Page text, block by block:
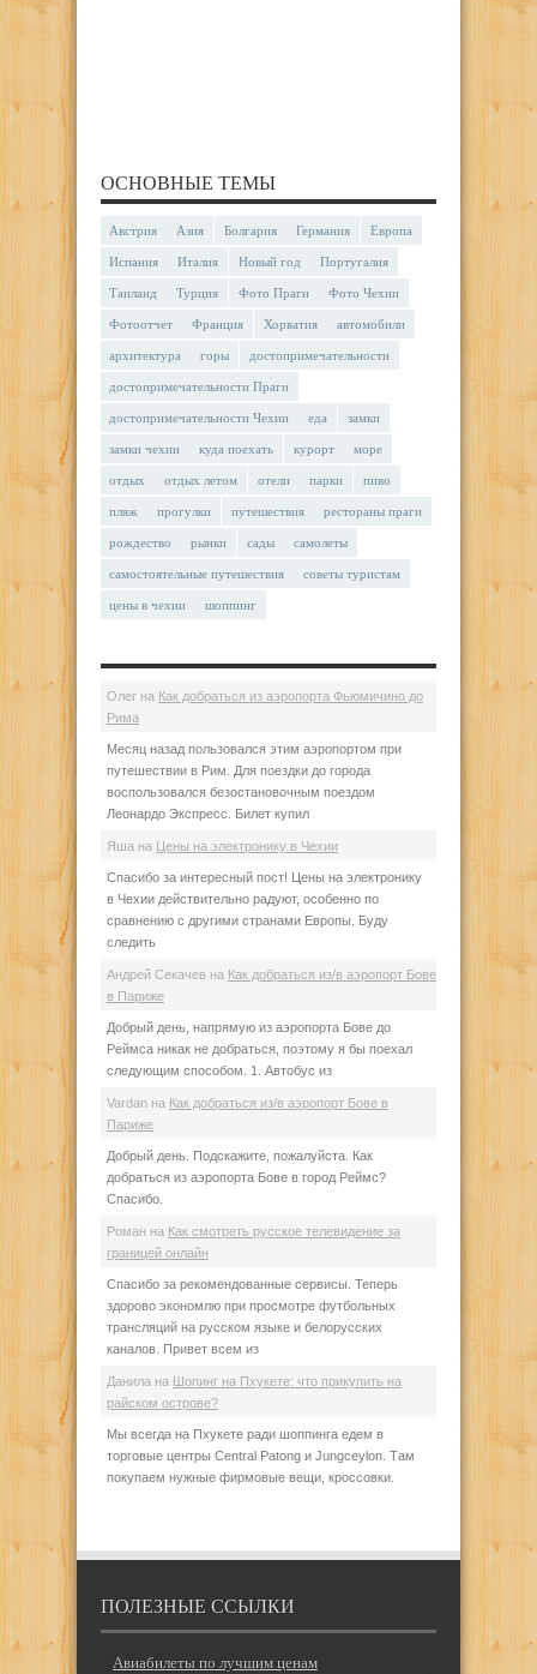
ОСНОВНЫЕ ТЕМЫ
Австрия Азия Болгария Германия Европа
Испания Италия Новый год Португалия
Таиланд Турция Фото Праги Фото Чехии
Фотоотчет Франция Хорватия автомобили
архитектура горы достопримечательности
достопримечательности Праги
достопримечательности Чехии еда замки
замки чехии куда поехать курорт море
отдых отдых летом отели парки пиво
пляж прогулки путешествия рестораны праги
рождество рынки сады самолеты
самостоятельные путешествия советы туристам
цены в чехии шоппинг
Олег на Как добраться из аэропорта Фьюмичино до
Рима
Месяц назад пользовался этим аэропортом при
путешествии в Рим. Для поездки до города
воспользовался безостановочным поездом
Леонардо Экспресс. Билет купил
Яша на Цены на электронику в Чехии
Спасибо за интересный пост! Цены на электронику
в Чехии действительно радуют, особенно по
сравнению с другими странами Европы. Буду
следить
Андрей Секачев на Как добраться из/в аэропорт Бове
в Париже
Добрый день, напрямую из аэропорта Бове до
Реймса никак не добраться, поэтому я бы поехал
следующим способом. 1. Автобус из
Vardan на Как добраться из/в аэропорт Бове в
Париже
Добрый день. Подскажите, пожалуйста. Как
добраться из аэропорта Бове в город Реймс?
Спасибо.
Роман на Как смотреть русское телевидение за
границей онлайн
Спасибо за рекомендованные сервисы. Теперь
здорово экономлю при просмотре футбольных
трансляций на русском языке и белорусских
каналов. Привет всем из
Данила на Шопинг на Пхукете: что прикупить на
райском острове?
Мы всегда на Пхукете ради шоппинга едем в
торговые центры Central Patong и Jungceylon. Там
покупаем нужные фирмовые вещи, кроссовки.
ПОЛЕЗНЫЕ ССЫЛКИ
Авиабилеты по лучшим ценам